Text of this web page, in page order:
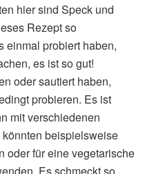
hier sind Speck und
Rezept so
einmal probiert haben,
es ist so gut!
oder sautiert haben,
probieren. Es ist
mit verschiedenen
beispielsweise
oder für eine vegetarische
Es schmeckt so